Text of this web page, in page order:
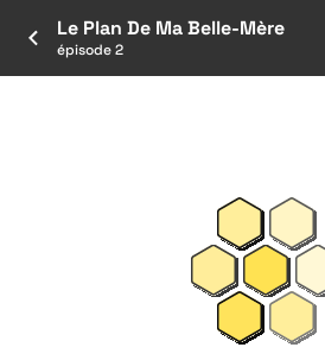
Le Plan De Ma Belle-Mère
épisode 2